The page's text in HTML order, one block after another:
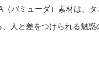
バミューダ）素材は、タ
人と差をつけられる魅惑